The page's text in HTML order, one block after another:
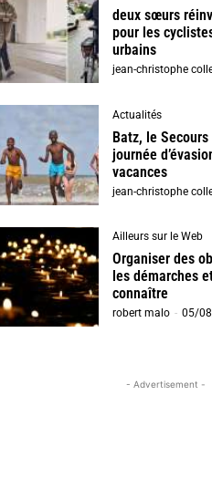
deux sœurs
pour les
urbains
jean-christophe
Actualités
Batz, le
journée
vacances
jean-christophe
Ailleurs sur le Web
Organiser des
les démarches
connaître
robert malo - 05/
- Advertisement -